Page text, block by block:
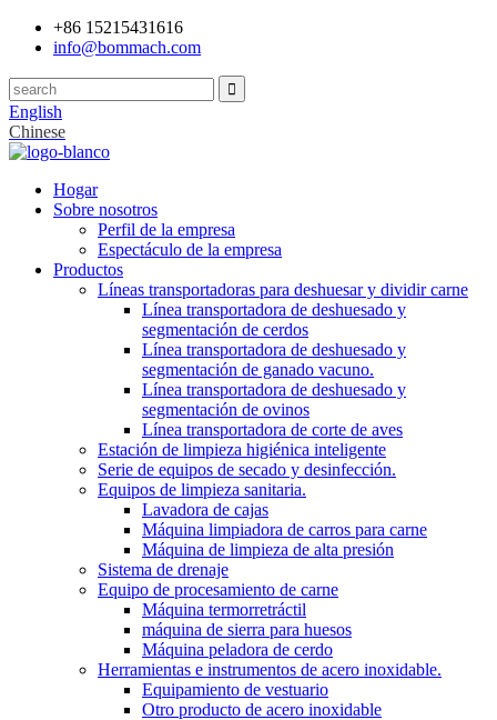
+86 15215431616
info@bommach.com
English
Chinese
Hogar
Sobre nosotros
Perfil de la empresa
Espectáculo de la empresa
Productos
Líneas transportadoras para deshuesar y dividir carne
Línea transportadora de deshuesado y
segmentación de cerdos
Línea transportadora de deshuesado y
segmentación de ganado vacuno.
Línea transportadora de deshuesado y
segmentación de ovinos
Línea transportadora de corte de aves
Estación de limpieza higiénica inteligente
Serie de equipos de secado y desinfección.
Equipos de limpieza sanitaria.
Lavadora de cajas
Máquina limpiadora de carros para carne
Máquina de limpieza de alta presión
Sistema de drenaje
Equipo de procesamiento de carne
Máquina termorretráctil
máquina de sierra para huesos
Máquina peladora de cerdo
Herramientas e instrumentos de acero inoxidable.
Equipamiento de vestuario
Otro producto de acero inoxidable